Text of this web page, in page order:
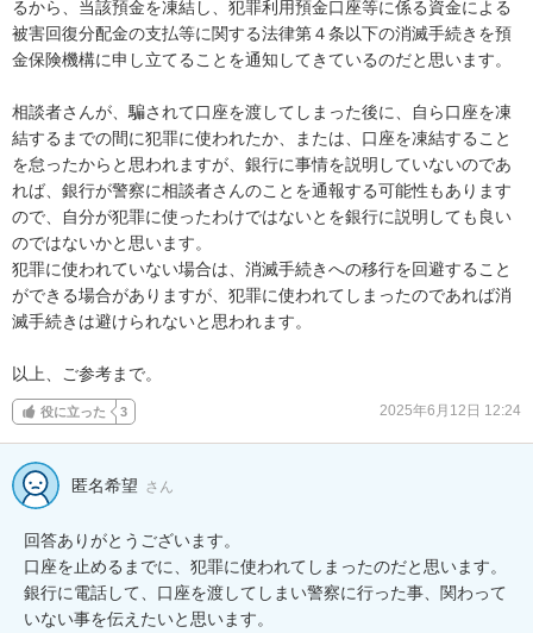
るから、当該預金を凍結し、犯罪利用預金口座等に係る資金による
被害回復分配金の支払等に関する法律第４条以下の消滅手続きを預
金保険機構に申し立てることを通知してきているのだと思います。
相談者さんが、騙されて口座を渡してしまった後に、自ら口座を凍
結するまでの間に犯罪に使われたか、または、口座を凍結すること
を怠ったからと思われますが、銀行に事情を説明していないのであ
れば、銀行が警察に相談者さんのことを通報する可能性もあります
ので、自分が犯罪に使ったわけではないとを銀行に説明しても良い
のではないかと思います。
犯罪に使われていない場合は、消滅手続きへの移行を回避すること
ができる場合がありますが、犯罪に使われてしまったのであれば消
滅手続きは避けられないと思われます。
以上、ご参考まで。
役に立った 3 2025年6月12日 12:24
匿名希望 さん
回答ありがとうございます。
口座を止めるまでに、犯罪に使われてしまったのだと思います。
銀行に電話して、口座を渡してしまい警察に行った事、関わって
いない事を伝えたいと思います。